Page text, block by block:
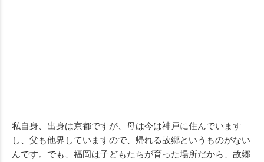
私自身、出身は京都ですが、母は今は神戸に住んでいます
し、父も他界していますので、帰れる故郷というものがない
んです。でも、福岡は子どもたちが育った場所だから、故郷